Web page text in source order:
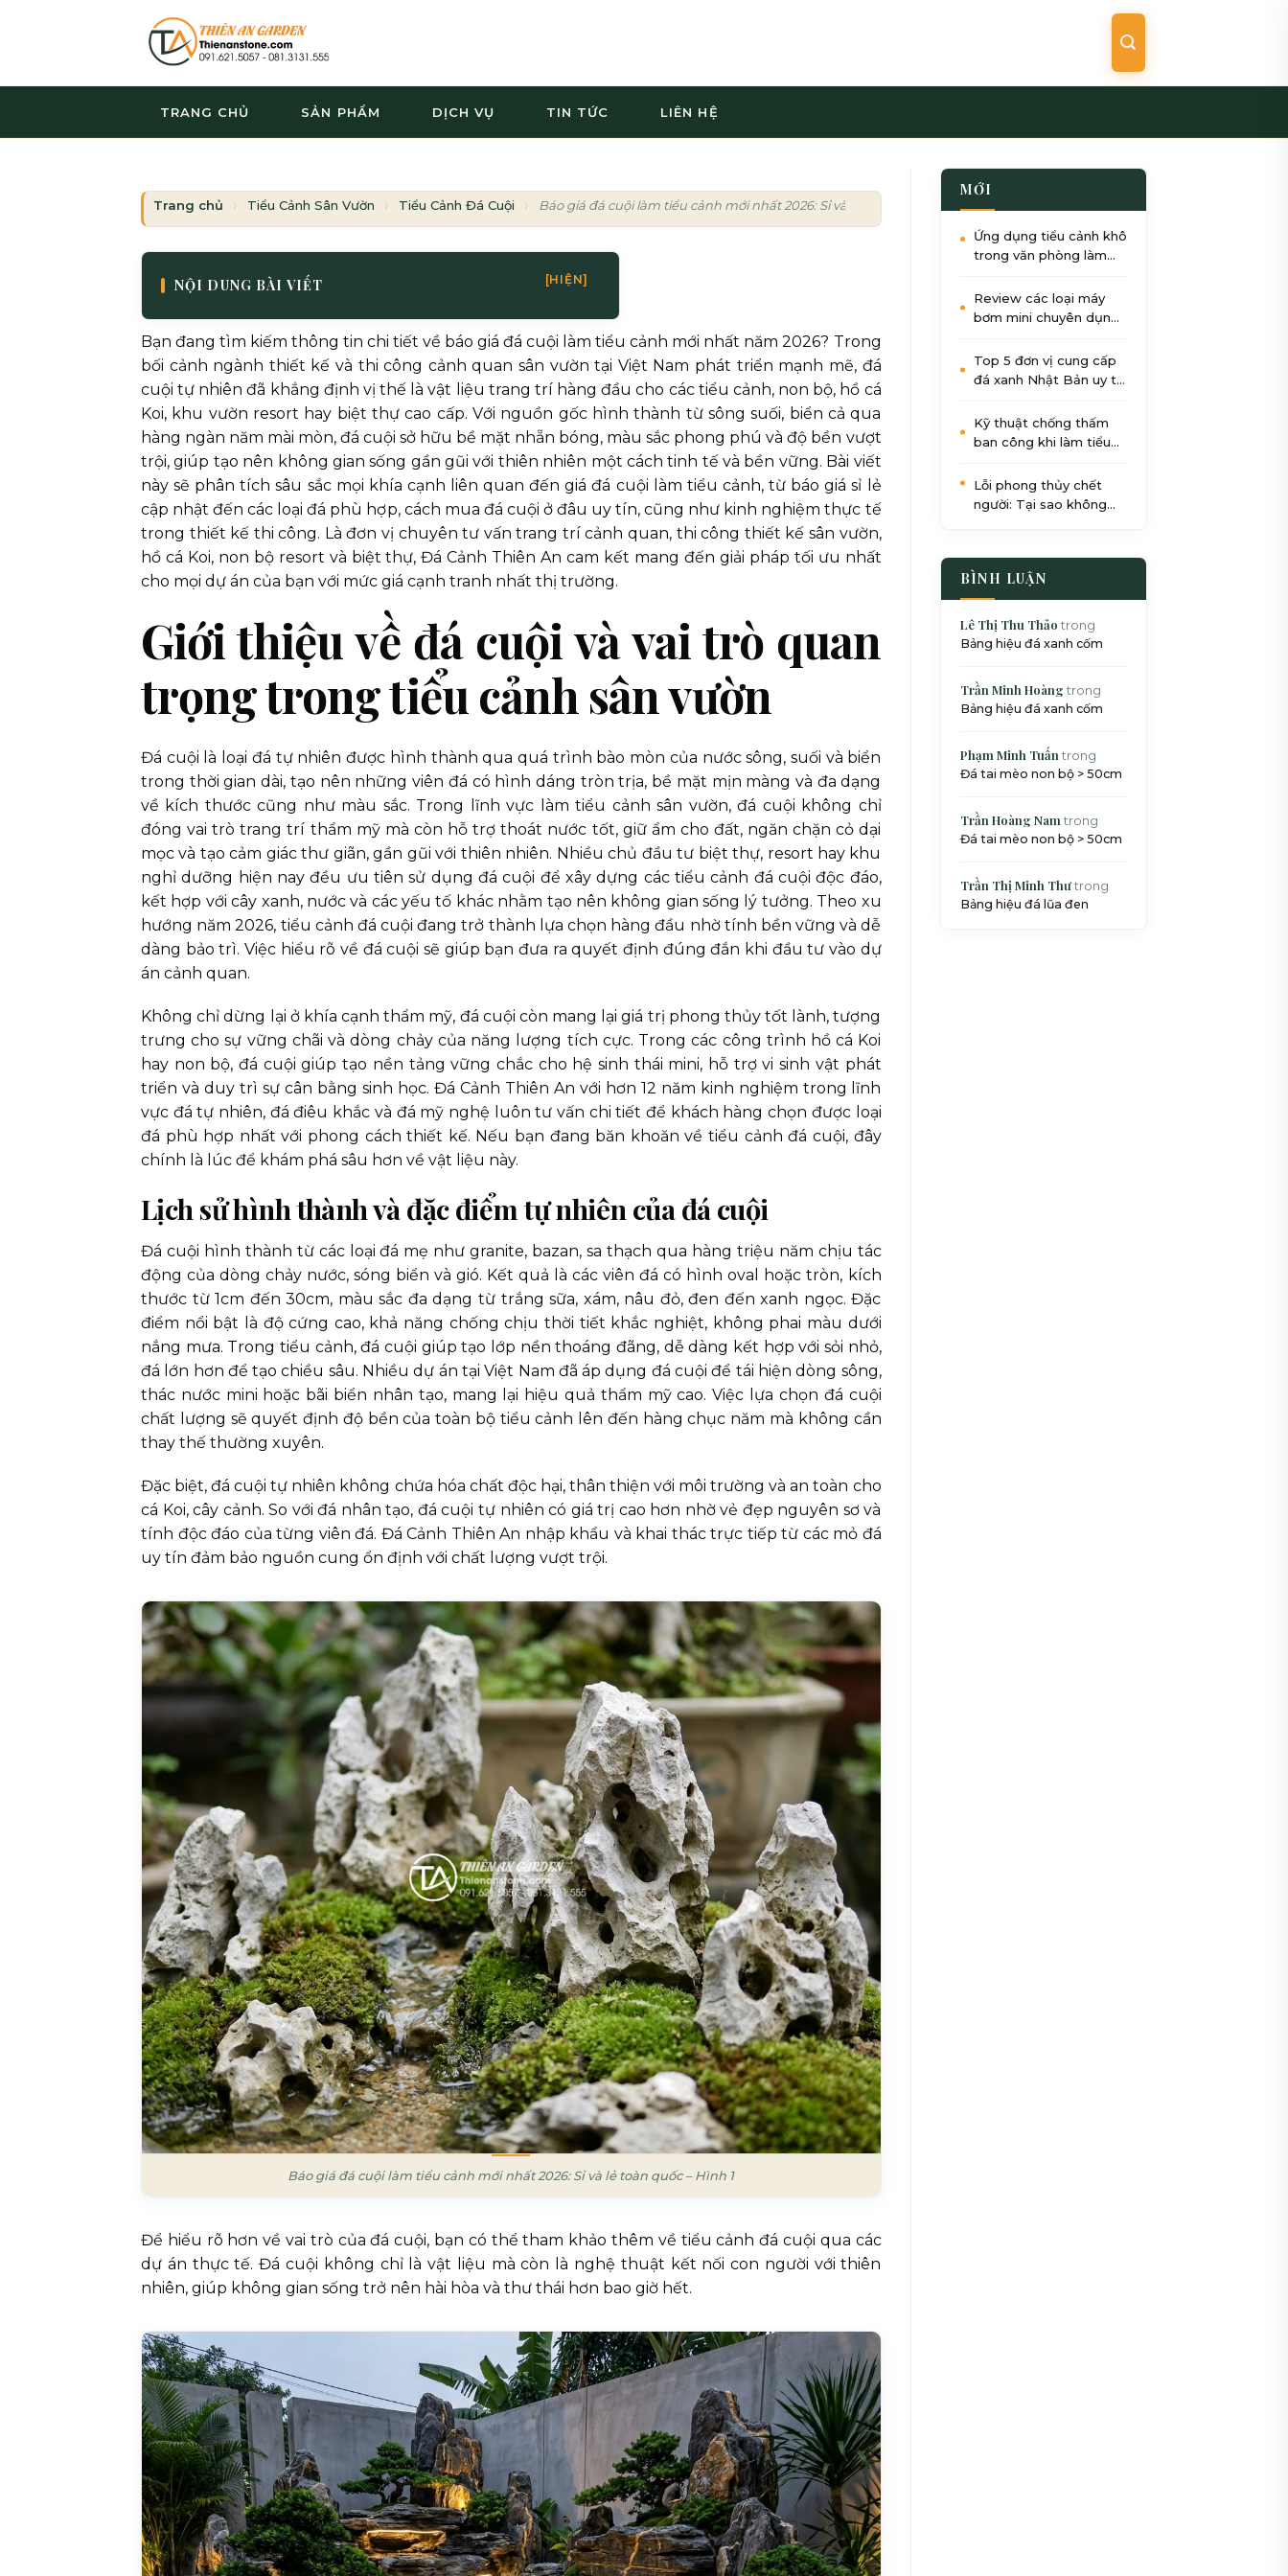
dung
TRANG CHỦ SẢN PHẨM DỊCH VỤ TIN TỨC LIÊN HỆ
Trang chủ Tiểu Cảnh Sân Vườn Tiểu Cảnh Đá Cuội Báo giá đá cuội làm tiểu cảnh mới nhất 2026: Sỉ và lẻ toàn quốc
NỘI DUNG BÀI VIẾT [HIỆN]
Bạn đang tìm kiếm thông tin chi tiết về báo giá đá cuội làm tiểu cảnh mới nhất năm 2026? Trong
bối cảnh ngành thiết kế và thi công cảnh quan sân vườn tại Việt Nam phát triển mạnh mẽ, đá
cuội tự nhiên đã khẳng định vị thế là vật liệu trang trí hàng đầu cho các tiểu cảnh, non bộ, hồ cá
Koi, khu vườn resort hay biệt thự cao cấp. Với nguồn gốc hình thành từ sông suối, biển cả qua
hàng ngàn năm mài mòn, đá cuội sở hữu bề mặt nhẵn bóng, màu sắc phong phú và độ bền vượt
trội, giúp tạo nên không gian sống gần gũi với thiên nhiên một cách tinh tế và bền vững. Bài viết
này sẽ phân tích sâu sắc mọi khía cạnh liên quan đến giá đá cuội làm tiểu cảnh, từ báo giá sỉ lẻ
cập nhật đến các loại đá phù hợp, cách mua đá cuội ở đâu uy tín, cũng như kinh nghiệm thực tế
trong thiết kế thi công. Là đơn vị chuyên tư vấn trang trí cảnh quan, thi công thiết kế sân vườn,
hồ cá Koi, non bộ resort và biệt thự, Đá Cảnh Thiên An cam kết mang đến giải pháp tối ưu nhất
cho mọi dự án của bạn với mức giá cạnh tranh nhất thị trường.
Giới thiệu về đá cuội và vai trò quan
trọng trong tiểu cảnh sân vườn
Đá cuội là loại đá tự nhiên được hình thành qua quá trình bào mòn của nước sông, suối và biển
trong thời gian dài, tạo nên những viên đá có hình dáng tròn trịa, bề mặt mịn màng và đa dạng
về kích thước cũng như màu sắc. Trong lĩnh vực làm tiểu cảnh sân vườn, đá cuội không chỉ
đóng vai trò trang trí thẩm mỹ mà còn hỗ trợ thoát nước tốt, giữ ẩm cho đất, ngăn chặn cỏ dại
mọc và tạo cảm giác thư giãn, gần gũi với thiên nhiên. Nhiều chủ đầu tư biệt thự, resort hay khu
nghỉ dưỡng hiện nay đều ưu tiên sử dụng đá cuội để xây dựng các tiểu cảnh đá cuội độc đáo,
kết hợp với cây xanh, nước và các yếu tố khác nhằm tạo nên không gian sống lý tưởng. Theo xu
hướng năm 2026, tiểu cảnh đá cuội đang trở thành lựa chọn hàng đầu nhờ tính bền vững và dễ
dàng bảo trì. Việc hiểu rõ về đá cuội sẽ giúp bạn đưa ra quyết định đúng đắn khi đầu tư vào dự
án cảnh quan.
Không chỉ dừng lại ở khía cạnh thẩm mỹ, đá cuội còn mang lại giá trị phong thủy tốt lành, tượng
trưng cho sự vững chãi và dòng chảy của năng lượng tích cực. Trong các công trình hồ cá Koi
hay non bộ, đá cuội giúp tạo nền tảng vững chắc cho hệ sinh thái mini, hỗ trợ vi sinh vật phát
triển và duy trì sự cân bằng sinh học. Đá Cảnh Thiên An với hơn 12 năm kinh nghiệm trong lĩnh
vực đá tự nhiên, đá điêu khắc và đá mỹ nghệ luôn tư vấn chi tiết để khách hàng chọn được loại
đá phù hợp nhất với phong cách thiết kế. Nếu bạn đang băn khoăn về tiểu cảnh đá cuội, đây
chính là lúc để khám phá sâu hơn về vật liệu này.
Lịch sử hình thành và đặc điểm tự nhiên của đá cuội
Đá cuội hình thành từ các loại đá mẹ như granite, bazan, sa thạch qua hàng triệu năm chịu tác
động của dòng chảy nước, sóng biển và gió. Kết quả là các viên đá có hình oval hoặc tròn, kích
thước từ 1cm đến 30cm, màu sắc đa dạng từ trắng sữa, xám, nâu đỏ, đen đến xanh ngọc. Đặc
điểm nổi bật là độ cứng cao, khả năng chống chịu thời tiết khắc nghiệt, không phai màu dưới
nắng mưa. Trong tiểu cảnh, đá cuội giúp tạo lớp nền thoáng đãng, dễ dàng kết hợp với sỏi nhỏ,
đá lớn hơn để tạo chiều sâu. Nhiều dự án tại Việt Nam đã áp dụng đá cuội để tái hiện dòng sông,
thác nước mini hoặc bãi biển nhân tạo, mang lại hiệu quả thẩm mỹ cao. Việc lựa chọn đá cuội
chất lượng sẽ quyết định độ bền của toàn bộ tiểu cảnh lên đến hàng chục năm mà không cần
thay thế thường xuyên.
Đặc biệt, đá cuội tự nhiên không chứa hóa chất độc hại, thân thiện với môi trường và an toàn cho
cá Koi, cây cảnh. So với đá nhân tạo, đá cuội tự nhiên có giá trị cao hơn nhờ vẻ đẹp nguyên sơ và
tính độc đáo của từng viên đá. Đá Cảnh Thiên An nhập khẩu và khai thác trực tiếp từ các mỏ đá
uy tín đảm bảo nguồn cung ổn định với chất lượng vượt trội.
Báo giá đá cuội làm tiểu cảnh mới nhất 2026: Sỉ và lẻ toàn quốc – Hình 1
Để hiểu rõ hơn về vai trò của đá cuội, bạn có thể tham khảo thêm về tiểu cảnh đá cuội qua các
dự án thực tế. Đá cuội không chỉ là vật liệu mà còn là nghệ thuật kết nối con người với thiên
nhiên, giúp không gian sống trở nên hài hòa và thư thái hơn bao giờ hết.
MỚI
Ứng dụng tiểu cảnh khô
trong văn phòng làm
năng suất
Review các loại máy
bơm mini chuyên dụng
sân
Top 5 đơn vị cung cấp
đá xanh Nhật Bản uy tín
Kỹ thuật chống thấm
ban công khi làm tiểu
chuẩn SEO
Lỗi phong thủy chết
người: Tại sao không
BÌNH LUẬN
Lê Thị Thu Thảo trong
Bảng hiệu đá xanh cốm
Trần Minh Hoàng trong
Bảng hiệu đá xanh cốm
Phạm Minh Tuấn trong
Đá tai mèo non bộ > 50cm
Trần Hoàng Nam trong
Đá tai mèo non bộ > 50cm
Trần Thị Minh Thưtrong
Bảng hiệu đá lũa đen